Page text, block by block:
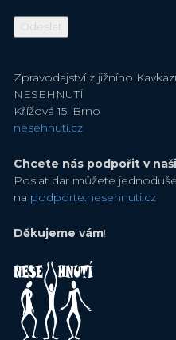
Zpravodajství z jižního
NESEHNUTÍ
Křížová 15, Brno
nesehnuti.cz
Chcete nás podpořit v
Poslat dar můžete
na podporte.nesehnuti.cz
Děkujeme vám!